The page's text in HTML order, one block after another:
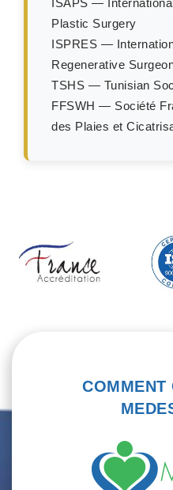
ISAPS —
Plastic Surgery
ISPRES —
Regenerative
TSHS — Tunisian
FFSWH — Société
des Plaies et
COMMENT